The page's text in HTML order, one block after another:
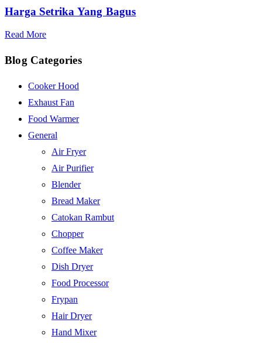
Harga Setrika Yang Bagus
Read More
Blog Categories
Cooker Hood
Exhaust Fan
Food Warmer
General
Air Fryer
Air Purifier
Blender
Bread Maker
Catokan Rambut
Chopper
Coffee Maker
Dish Dryer
Food Processor
Frypan
Hair Dryer
Hand Mixer